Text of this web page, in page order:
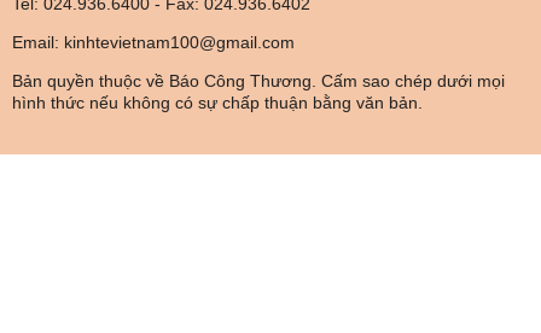
Email: kinhtevietnam100@gmail.com
Bản quyền thuộc về Báo Công Thương. Cấm sao chép dưới mọi
hình thức nếu không có sự chấp thuận bằng văn bản.